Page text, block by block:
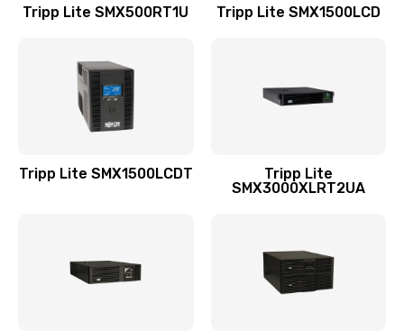
Tripp Lite SMX500RT1U Tripp Lite SMX1500LCD
Tripp Lite SMX1500LCDT
Tripp Lite
SMX3000XLRT2UA